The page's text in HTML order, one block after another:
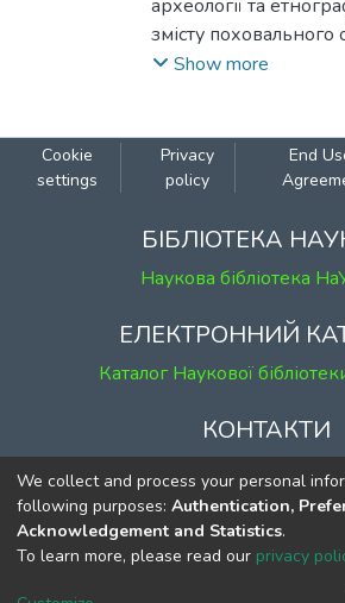
археології та
змісту поховального
населення (від
Show more
Cookie
settings
Privacy
policy
End
БІБЛІОТЕКА
Наукова бібліотека
ЕЛЕКТРОННИЙ
Каталог Наукової
КОНТАКТИ
м. Київ, вул. Григорія
к. 1, к. 120
тел. (044) 463-69-
We collect and process your personal
following purposes: Authentication,
Acknowledgement and Statistics.
To learn more, please read our privacy